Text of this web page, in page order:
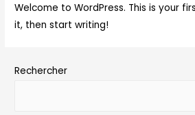
Welcome to WordPress. This is your
it, then start writing!
Rechercher